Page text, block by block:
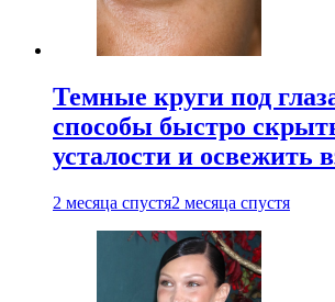
Темные круги под
способы быстро
усталости и освежить
2 месяца спустя2 месяца спустя